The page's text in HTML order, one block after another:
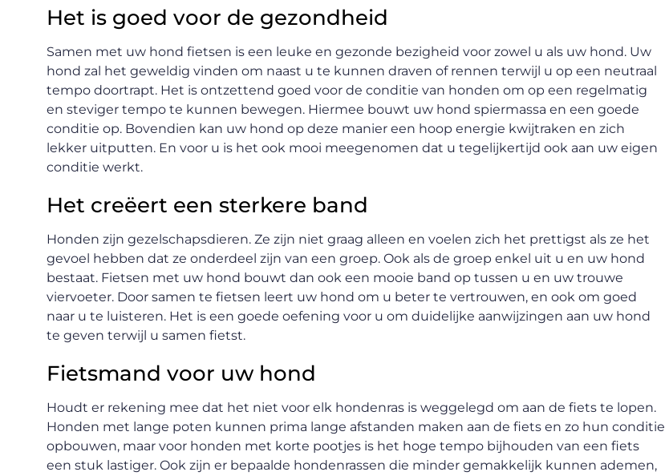
Het is goed voor de gezondheid
Samen met uw hond fietsen is een leuke en gezonde bezigheid voor zowel u als uw hond. Uw
hond zal het geweldig vinden om naast u te kunnen draven of rennen terwijl u op een neutraal
tempo doortrapt. Het is ontzettend goed voor de conditie van honden om op een regelmatig
en steviger tempo te kunnen bewegen. Hiermee bouwt uw hond spiermassa en een goede
conditie op. Bovendien kan uw hond op deze manier een hoop energie kwijtraken en zich
lekker uitputten. En voor u is het ook mooi meegenomen dat u tegelijkertijd ook aan uw eigen
conditie werkt.
Het creëert een sterkere band
Honden zijn gezelschapsdieren. Ze zijn niet graag alleen en voelen zich het prettigst als ze het
gevoel hebben dat ze onderdeel zijn van een groep. Ook als de groep enkel uit u en uw hond
bestaat. Fietsen met uw hond bouwt dan ook een mooie band op tussen u en uw trouwe
viervoeter. Door samen te fietsen leert uw hond om u beter te vertrouwen, en ook om goed
naar u te luisteren. Het is een goede oefening voor u om duidelijke aanwijzingen aan uw hond
te geven terwijl u samen fietst.
Fietsmand voor uw hond
Houdt er rekening mee dat het niet voor elk hondenras is weggelegd om aan de fiets te lopen.
Honden met lange poten kunnen prima lange afstanden maken aan de fiets en zo hun conditie
opbouwen, maar voor honden met korte pootjes is het hoge tempo bijhouden van een fiets
een stuk lastiger. Ook zijn er bepaalde hondenrassen die minder gemakkelijk kunnen ademen,